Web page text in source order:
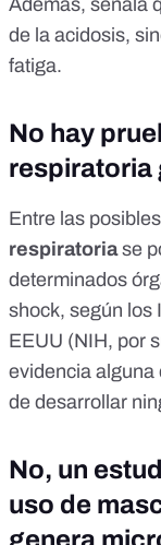
Además, señala
de la acidosis,
fatiga.
No hay
respiratoria
Entre las posibles
respiratoriase
determinados
shock, según los
EEUU (NIH, por
evidencia alguna
de desarrollar
No, un
uso de